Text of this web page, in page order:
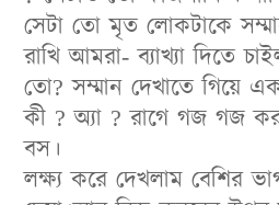
সেটা তো মৃত লোকটাকে
রাখি আমরা- ব্যাখ্যা দিতে
তো? সম্মান দেখাতে গিয়ে
কী ? অ্যা ? রাগে গজ গজ
বস।
লক্ষ্য করে দেখলাম বেশির